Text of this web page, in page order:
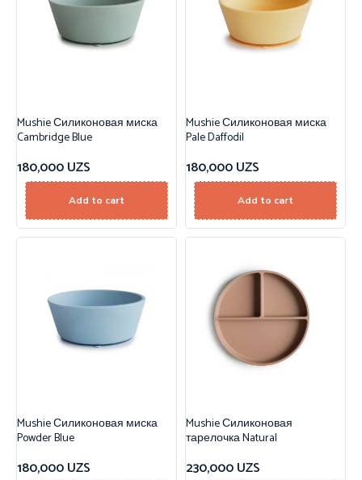
Mushie Силиконовая миска
Cambridge Blue
180,000UZS
Add to cart
Mushie Силиконовая миска
Pale Daffodil
180,000UZS
Add to cart
Mushie Силиконовая миска
Powder Blue
180,000UZS
Mushie Силиконовая
тарелочка Natural
230,000UZS